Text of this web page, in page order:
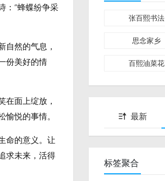
：“蜂蝶纷争采
自然的气息，
份美好的情
在面上绽放，
悦的事情。
命的意义。让
求未来，活得
张百熙书法
思念家乡
百熙油菜花
最新
标签聚合